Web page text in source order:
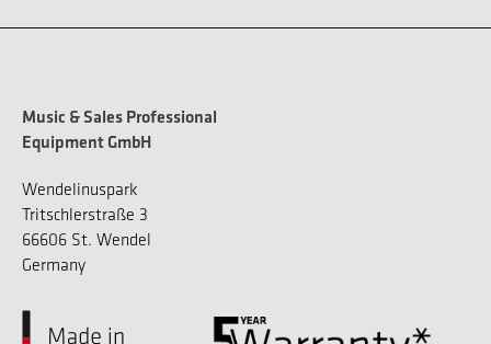
Music & Sales Professional
Equipment GmbH
Wendelinuspark
Tritschlerstraße 3
66606 St. Wendel
Germany